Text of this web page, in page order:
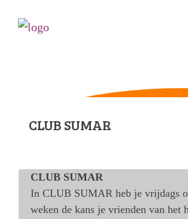
CLUB SUMAR
CLUB SUMAR
In CLUB SUMAR heb je vrijdags
weken de kans je vrienden van het